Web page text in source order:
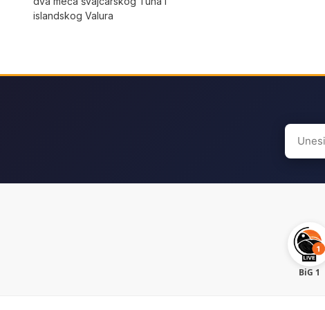
islandskog Valura
Search
for:
BiG 1